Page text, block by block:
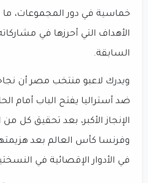
خماسية في دور المجموعات، ما
الأهداف التي أحرزها في
السابقة.
ويدرك لاعبو منتخب مصر أن
ضد أستراليا يفتح الباب أمام
الإنجاز الأكبر، بعد تحقيق كل من
وفرنسا كأس العالم بعد
في الأدوار الإقصائية في